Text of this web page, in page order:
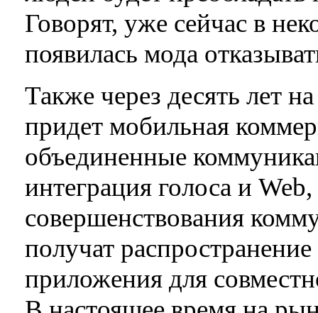
Говорят, уже сейчас в
появилась мода
Также через десять лет
придет мобильная
объединенные
интеграция голоса и
совершенствования
получат
приложения для